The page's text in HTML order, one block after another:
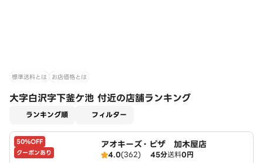
標準送料とは お店価格とは
大字白沢字下釜ケ池 付近の店舗ランキング
ランキング順 フィルター
50%OFF
クーポンあり
アオキーズ・ピザ 加木屋店
4.0(362) 45分送料0円